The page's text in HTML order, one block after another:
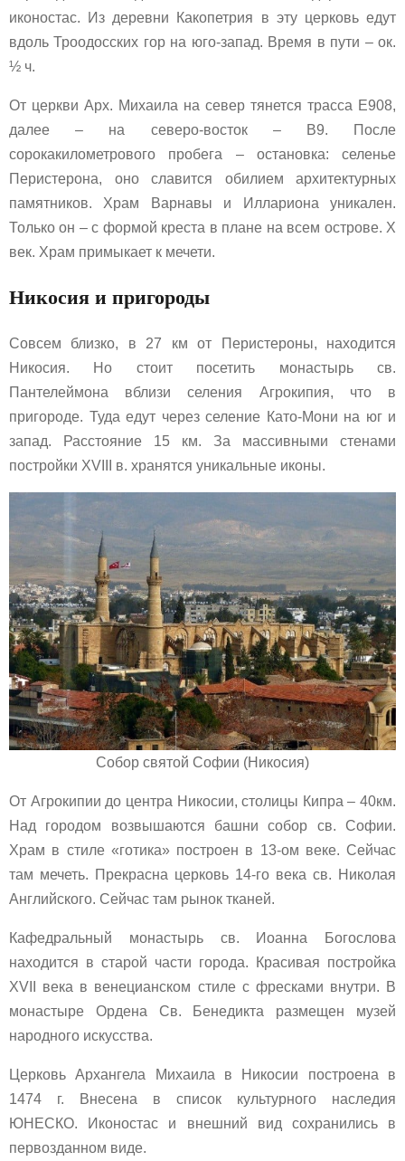
иконостас. Из деревни Какопетрия в эту церковь едут
вдоль Троодосских гор на юго-запад. Время в пути – ок.
½ ч.
От церкви Арх. Михаила на север тянется трасса Е908,
далее – на северо-восток – В9. После
сорокакилометрового пробега – остановка: селенье
Перистерона, оно славится обилием архитектурных
памятников. Храм Варнавы и Иллариона уникален.
Только он – с формой креста в плане на всем острове. Х
век. Храм примыкает к мечети.
Никосия и пригороды
Совсем близко, в 27 км от Перистероны, находится
Никосия. Но стоит посетить монастырь св.
Пантелеймона вблизи селения Агрокипия, что в
пригороде. Туда едут через селение Като-Мони на юг и
запад. Расстояние 15 км. За массивными стенами
постройки XVIII в. хранятся уникальные иконы.
Собор святой Софии (Никосия)
От Агрокипии до центра Никосии, столицы Кипра – 40км.
Над городом возвышаются башни собор св. Софии.
Храм в стиле «готика» построен в 13-ом веке. Сейчас
там мечеть. Прекрасна церковь 14-го века св. Николая
Английского. Сейчас там рынок тканей.
Кафедральный монастырь св. Иоанна Богослова
находится в старой части города. Красивая постройка
XVII века в венецианском стиле с фресками внутри. В
монастыре Ордена Св. Бенедикта размещен музей
народного искусства.
Церковь Архангела Михаила в Никосии построена в
1474 г. Внесена в список культурного наследия
ЮНЕСКО. Иконостас и внешний вид сохранились в
первозданном виде.